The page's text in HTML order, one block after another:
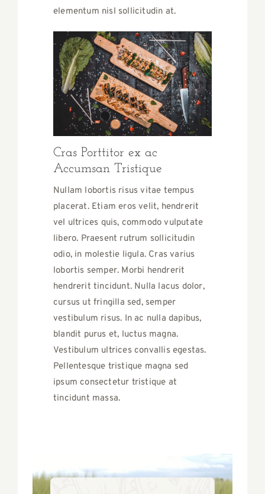
elementum nisl sollicitudin at.
Cras Porttitor ex ac
Accumsan Tristique
Nullam lobortis risus vitae tempus
placerat. Etiam eros velit, hendrerit
vel ultrices quis, commodo vulputate
libero. Praesent rutrum sollicitudin
odio, in molestie ligula. Cras varius
lobortis semper. Morbi hendrerit
hendrerit tincidunt. Nulla lacus dolor,
cursus ut fringilla sed, semper
vestibulum risus. In ac nulla dapibus,
blandit purus et, luctus magna.
Vestibulum ultrices convallis egestas.
Pellentesque tristique magna sed
ipsum consectetur tristique at
tincidunt massa.